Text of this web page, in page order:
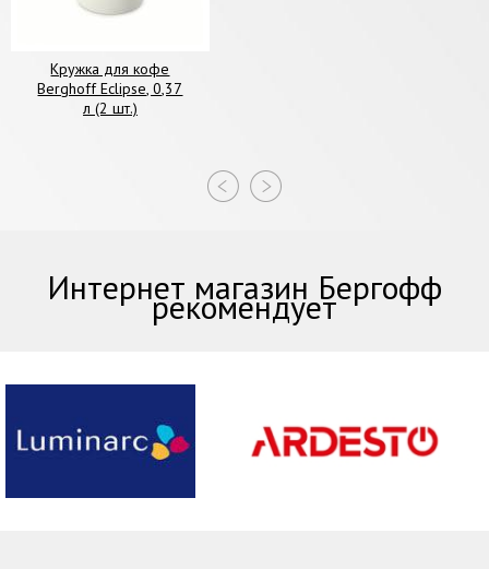
Кружка для кофе
Berghoff Eclipse, 0,37
л (2 шт.)
Интернет магазин Бергофф
рекомендует